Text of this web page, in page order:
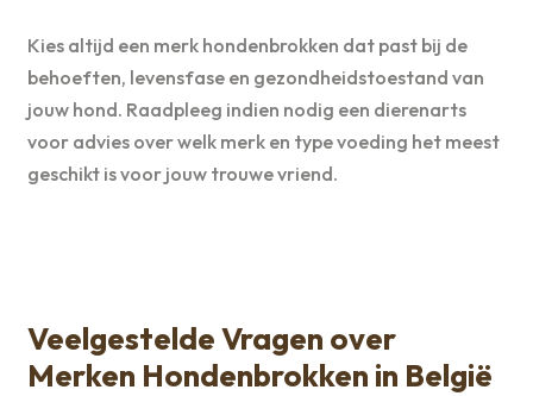
Kies altijd een merk hondenbrokken dat past bij de
behoeften, levensfase en gezondheidstoestand van
jouw hond. Raadpleeg indien nodig een dierenarts
voor advies over welk merk en type voeding het meest
geschikt is voor jouw trouwe vriend.
Veelgestelde Vragen over
Merken Hondenbrokken in België